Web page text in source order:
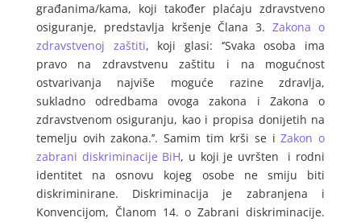
građanima/kama, koji također plaćaju zdravstveno
osiguranje, predstavlja kršenje Člana 3.Zakona o
zdravstvenoj zaštiti, koji glasi: ‘’Svaka osoba ima
pravo na zdravstvenu zaštitu i na mogućnost
ostvarivanja najviše moguće razine zdravlja,
sukladno odredbama ovoga zakona i Zakona o
zdravstvenom osiguranju, kao i propisa donijetih na
temelju ovih zakona.’’. Samim tim krši se iZakon o
zabrani diskriminacije BiH, u koji je uvršten i rodni
identitet na osnovu kojeg osobe ne smiju biti
diskriminirane. Diskriminacija je zabranjena i
Konvencijom, Članom 14. o Zabrani diskriminacije.